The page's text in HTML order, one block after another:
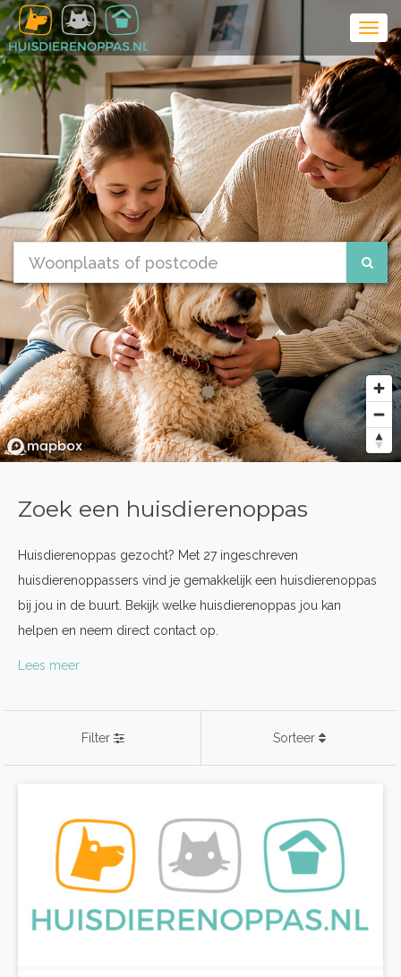
Zoek een huisdierenoppas
Huisdierenoppas gezocht? Met 27 ingeschreven
huisdierenoppassers vind je gemakkelijk een huisdierenoppas
bij jou in de buurt. Bekijk welke huisdierenoppas jou kan
helpen en neem direct contact op.
Lees meer
Filter Sorteer